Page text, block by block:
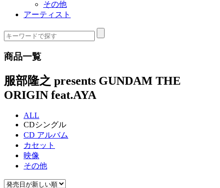
その他
アーティスト
商品一覧
服部隆之 presents GUNDAM THE
ORIGIN feat.AYA
ALL
CDシングル
CD アルバム
カセット
映像
その他